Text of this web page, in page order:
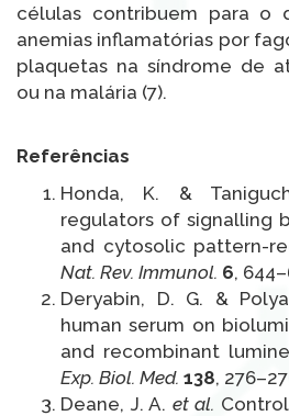
células contribuem para o
anemias inflamatórias por
plaquetas na síndrome de
ou na malária (7).
Referências
Honda, K. &
regulators of signalling
and cytosolic pattern-
Nat. Rev. Immunol. 6,
Deryabin, D. G. &
human serum on
and recombinant
Exp. Biol. Med. 138,
Deane, J. A. et al.